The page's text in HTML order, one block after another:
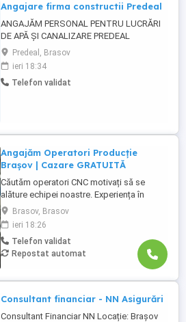
Angajare firma constructii Predeal
ANGAJĂM PERSONAL PENTRU LUCRĂRI
DE APĂ ȘI CANALIZARE PREDEAL
Societate de construcții angajează, pentru
șantierul din Predeal: Muncitori calificați și
necalificați Instalatori rețele apă-canal
Sudori PEHD (avantaj) Maiștri Șefi de
Predeal, Brasov
ieri 18:34
Telefon validat
Angajăm Operatori Producție
Brașov | Cazare GRATUITĂ
Căutăm operatori CNC motivați să se
alăture echipei noastre. Experiența în
domeniu reprezintă un avantaj. Oferim:
Cazare GRATUITĂ în apartamente complet
utilate; Pachet salarial atractiv; Transport
local asigurat; Ore suplimentare plătite cu
200%; Spor de noapte de 25%; Prime de
Brasov, Brasov
ieri 18:26
Telefon validat
Repostat automat
Consultant financiar - NN Asigurări
Consultant Financiar NN Locație: Brașov